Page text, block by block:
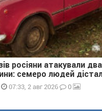
росіяни атакували
семеро людей
07:33, 2 авг 2026 0